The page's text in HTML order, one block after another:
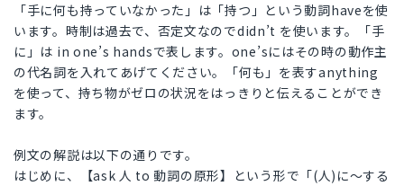
「手に何も持っていなかった」は「持つ」という動詞haveを使
います。時制は過去で、否定文なのでdidn’t を使います。「手
に」は in one’s handsで表します。one’sにはその時の動作主
の代名詞を入れてあげてください。「何も」を表すanything
を使って、持ち物がゼロの状況をはっきりと伝えることができ
ます。
例文の解説は以下の通りです。
はじめに、【ask 人 to 動詞の原形】という形で「(人)に〜する